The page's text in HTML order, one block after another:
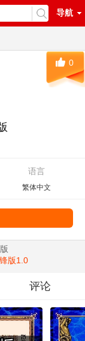
导航
语言
繁体中文
0
版
版1.0
评论